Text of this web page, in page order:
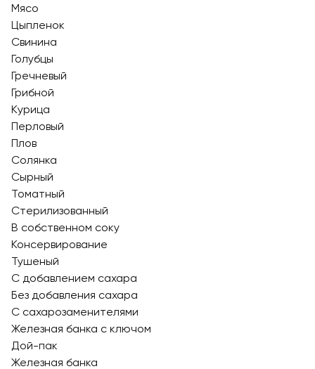
Мясо
Цыпленок
Свинина
Голубцы
Гречневый
Грибной
Курица
Перловый
Плов
Солянка
Сырный
Томатный
Стерилизованный
В собственном соку
Консервирование
Тушеный
С добавлением сахара
Без добавления сахара
С сахарозаменителями
Железная банка с ключом
Дой-пак
Железная банка